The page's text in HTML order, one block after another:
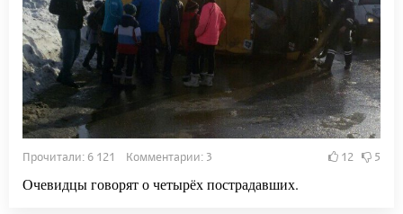
Прочитали: 6 121 Комментарии: 3 12 5
Очевидцы говорят о четырёх пострадавших.